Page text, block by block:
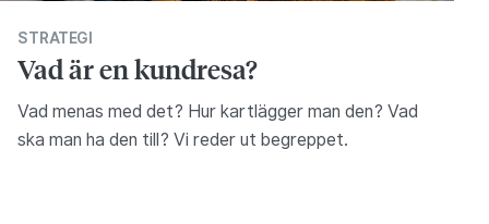
STRATEGI
Vad är en kundresa?
Vad menas med det? Hur kartlägger man den? Vad
ska man ha den till? Vi reder ut begreppet.